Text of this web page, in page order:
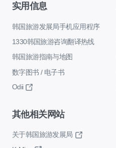
实用信息
韩国旅游发展局手机应用程序
1330韩国旅游咨询翻译热线
韩国旅游指南与地图
数字图书 / 电子书
Odii
其他相关网站
关于韩国旅游发展局